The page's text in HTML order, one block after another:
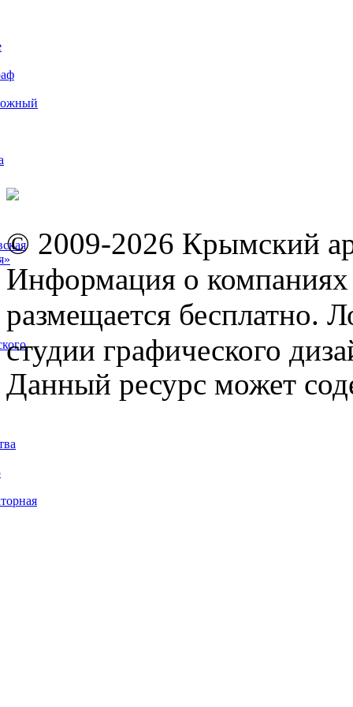
© 2009-2026 Крымский
Информация о компаниях
размещается бесплатно.
студии графического
Данный ресурс может